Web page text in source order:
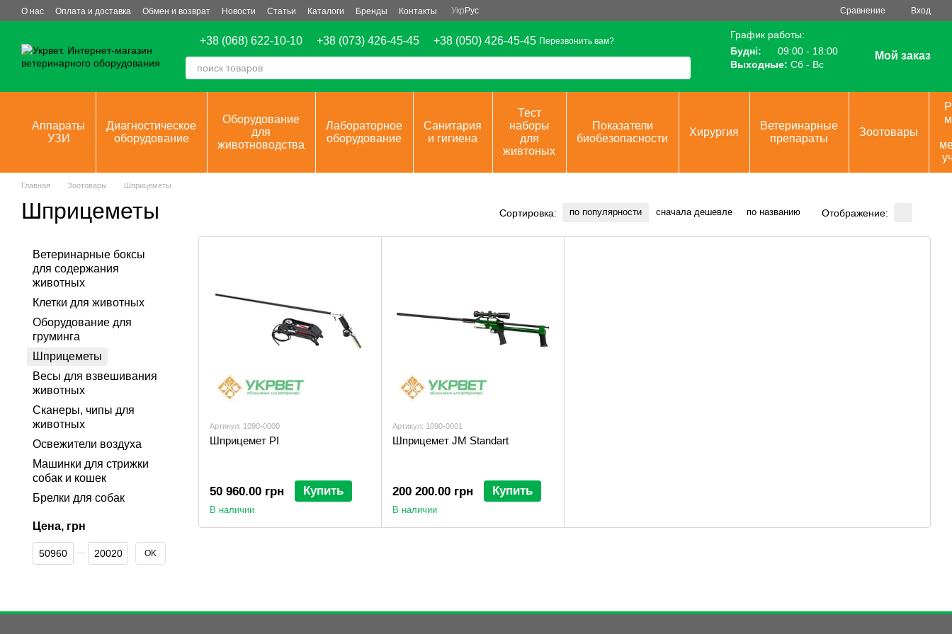
Перейти к основному контенту
О нас Оплата и доставка Обмен и возврат Новости Статьи Каталоги Бренды Контакты Укр Рус Сравнение Вход
+38 (068) 622-10-10 +38 (073) 426-45-45 +38 (050) 426-45-45 Перезвонить вам?
График работы:
Будні:
09:00 - 18:00
Выходные: Сб - Вс
Мой заказ
Аппараты
УЗИ
Диагностическое
оборудование
Оборудование
для
животноводства
Лабораторное
оборудование
Санитария
и гигиена
Тест
наборы
для
живтоных
Показатели
биобезопасности
Хирургия
Ветеринарные
препараты
Зоотовары
Главная Зоотовары Шприцеметы
Шприцеметы Сортировка: по популярности сначала дешевле по названию Отображение:
Артикул: 1090-0000
Шприцемет PI
50 960.00 грн Купить
В наличии
Артикул: 1090-0001
Шприцемет JM Standart
200 200.00 грн Купить
В наличии
Ветеринарные боксы
для содержания
животных
Клетки для животных
Оборудование для
груминга
Шприцеметы
Весы для взвешивания
животных
Сканеры, чипы для
животных
Освежители воздуха
Машинки для стрижки
собак и кошек
Брелки для собак
Цена, грн
От Цена, грн
До Цена, грн OK